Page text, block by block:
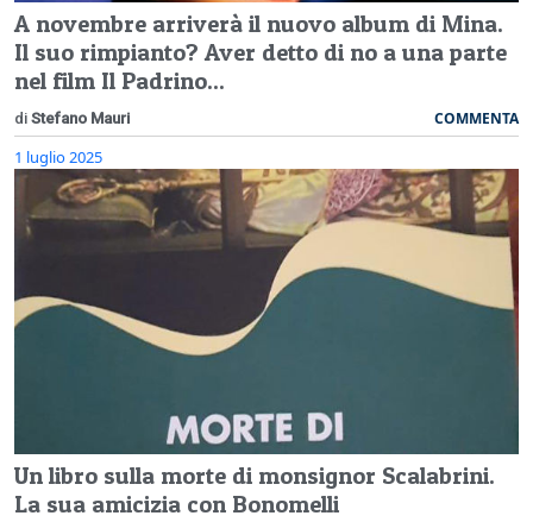
A novembre arriverà il nuovo album di Mina.
Il suo rimpianto? Aver detto di no a una parte
nel film Il Padrino...
di Stefano Mauri COMMENTA
1 luglio 2025
Un libro sulla morte di monsignor Scalabrini.
La sua amicizia con Bonomelli